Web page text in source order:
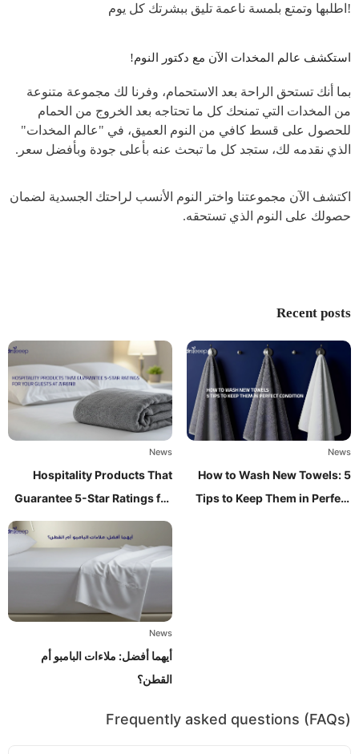
اطلبها وتمتع بلمسة ناعمة تليق ببشرتك كل يوم!
استكشف عالم المخدات الآن مع دكتور النوم!
بما أنك تستحق الراحة بعد الاستحمام، وفرنا لك مجموعة متنوعة
من المخدات التي تمنحك كل ما تحتاجه بعد الخروج من الحمام
للحصول على قسط كافي من النوم العميق، في "عالم المخدات"
الذي نقدمه لك، ستجد كل ما تبحث عنه بأعلى جودة وبأفضل سعر.
اكتشف الآن مجموعتنا واختر النوم الأنسب لراحتك الجسدية لضمان
حصولك على النوم الذي تستحقه.
Recent posts
News
Hospitality Products That
Guarantee 5-Star Ratings for
Your Guests at Airbnb
News
How to Wash New Towels: 5
Tips to Keep Them in Perfect
News
أيهما أفضل: ملاءات البامبو أم
القطن؟
Frequently asked questions (FAQs)